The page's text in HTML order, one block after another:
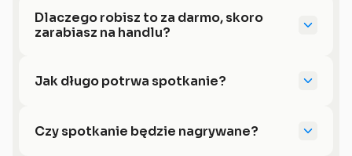
Dlaczego robisz to za darmo, skoro
zarabiasz na handlu?
Jak długo potrwa spotkanie?
Czy spotkanie będzie nagrywane?